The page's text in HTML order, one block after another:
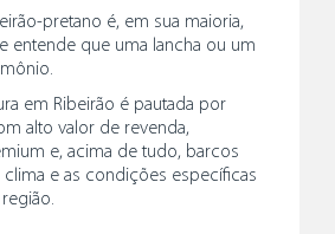
pretano é, em sua maioria,
entende que uma lancha ou um
em Ribeirão é pautada por
alto valor de revenda,
e, acima de tudo, barcos
e as condições específicas